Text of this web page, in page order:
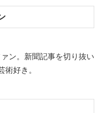
ン。新聞記事を切り抜い
術好き。